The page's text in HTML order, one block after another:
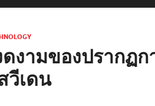
งามของปรากฏ
วีเดน